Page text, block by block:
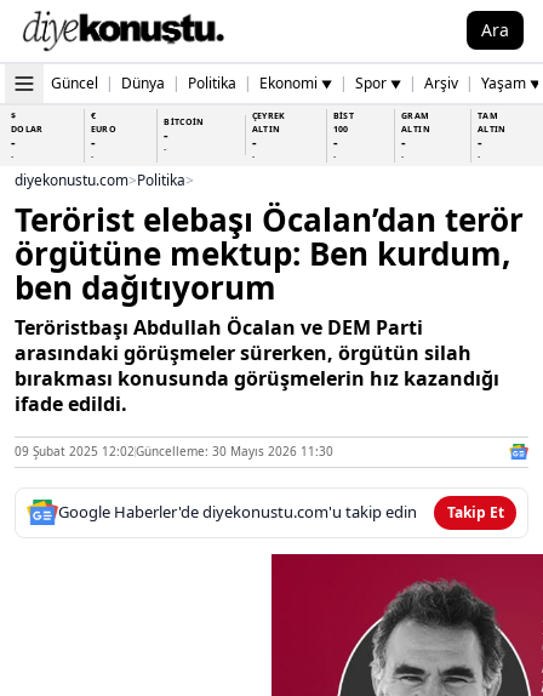
Ara
Güncel | Dünya | Politika | Ekonomi ▼ | Spor ▼ | Arşiv | Yaşam ▼
$
DOLAR
-
-
€
EURO
-
-
BİTCOİN
-
-
ÇEYREK
ALTIN
-
-
BİST
100
-
-
GRAM
ALTIN
-
-
TAM
ALTIN
-
-
diyekonustu.com>Politika>
Terörist elebaşı Öcalan’dan terör
örgütüne mektup: Ben kurdum,
ben dağıtıyorum
Teröristbaşı Abdullah Öcalan ve DEM Parti
arasındaki görüşmeler sürerken, örgütün silah
bırakması konusunda görüşmelerin hız kazandığı
ifade edildi.
09 Şubat 2025 12:02Güncelleme: 30 Mayıs 2026 11:30
Google Haberler'de diyekonustu.com'u takip edin Takip Et